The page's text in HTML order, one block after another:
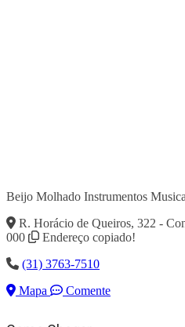
Beijo Molhado Instrumentos
R. Horácio de Queiros, 322 -
000
Endereço copiado!
(31) 3763-7510
Mapa
Comente